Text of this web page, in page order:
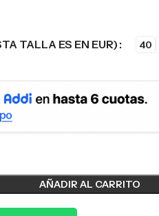
TALLA ES EN EUR) 40
AÑADIR AL CARRITO